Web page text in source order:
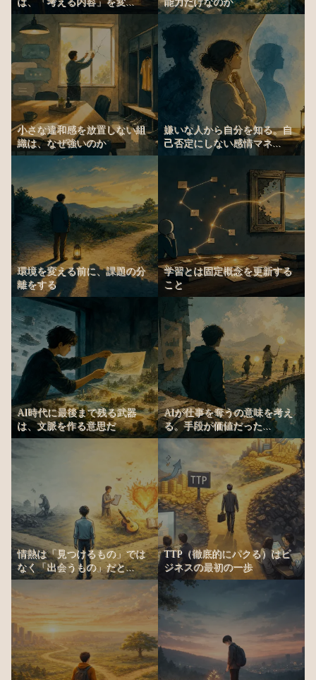
小さな違和感を放置しない組
織は、なぜ強いのか
嫌いな人から自分を知る。自
己否定にしない感情マネ...
環境を変える前に、課題の分
離をする
学習とは固定概念を更新する
こと
AI時代に最後まで残る武器
は、文脈を作る意思だ
AIが仕事を奪うの意味を考え
る。手段が価値だった...
情熱は「見つけるもの」では
なく「出会うもの」だと...
TTP（徹底的にパクる）はビ
ジネスの最初の一歩